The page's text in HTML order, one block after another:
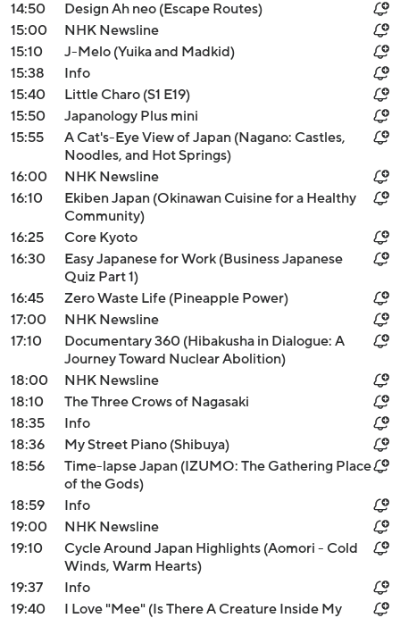
14:50
Design Ah neo (Escape Routes)
15:00
NHK Newsline
15:10
J-Melo (Yuika and Madkid)
15:38
Info
15:40
Little Charo (S1 E19)
15:50
Japanology Plus mini
15:55
A Cat's-Eye View of Japan (Nagano: Castles,
Noodles, and Hot Springs)
16:00
NHK Newsline
16:10
Ekiben Japan (Okinawan Cuisine for a Healthy
Community)
16:25
Core Kyoto
16:30
Easy Japanese for Work (Business Japanese
Quiz Part 1)
16:45
Zero Waste Life (Pineapple Power)
17:00
NHK Newsline
17:10
Documentary 360 (Hibakusha in Dialogue: A
Journey Toward Nuclear Abolition)
18:00
NHK Newsline
18:10
The Three Crows of Nagasaki
18:35
Info
18:36
My Street Piano (Shibuya)
18:56
Time-lapse Japan (IZUMO: The Gathering Place
of the Gods)
18:59
Info
19:00
NHK Newsline
19:10
Cycle Around Japan Highlights (Aomori - Cold
Winds, Warm Hearts)
19:37
Info
19:40
I Love "Mee" (Is There A Creature Inside My